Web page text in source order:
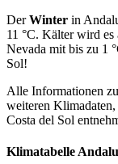
DerWinter in
11 °C. Kälter wird
Nevada mit bis zu 1
Sol!
Alle Informationen
weiteren
Costa del Sol
Klimatabelle